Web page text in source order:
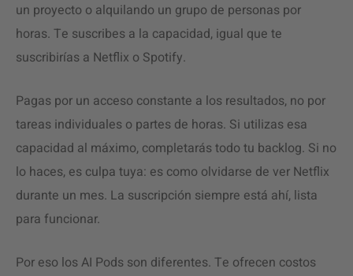
un proyecto o alquilando un grupo de personas por
horas. Te suscribes a la capacidad, igual que te
suscribirías a Netflix o Spotify.
Pagas por un acceso constante a los resultados, no por
tareas individuales o partes de horas. Si utilizas esa
capacidad al máximo, completarás todo tu backlog. Si no
lo haces, es culpa tuya: es como olvidarse de ver Netflix
durante un mes. La suscripción siempre está ahí, lista
para funcionar.
Por eso los AI Pods son diferentes. Te ofrecen costos